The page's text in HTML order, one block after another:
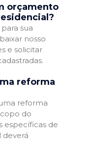
orçamento
sua
nosso
e solicitar
reforma
reforma
do
específicas de
deverá